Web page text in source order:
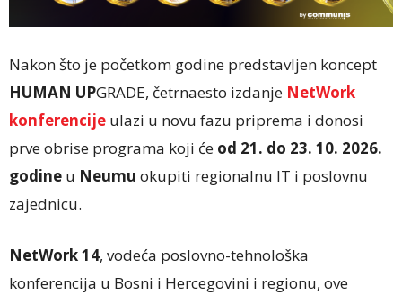
Nakon što je početkom godine predstavljen koncept
HUMAN UPGRADE, četrnaesto izdanje NetWork
konferencije ulazi u novu fazu priprema i donosi
prve obrise programa koji će od 21. do 23. 10. 2026.
godine u Neumu okupiti regionalnu IT i poslovnu
zajednicu.
NetWork 14, vodeća poslovno-tehnološka
konferencija u Bosni i Hercegovini i regionu, ove